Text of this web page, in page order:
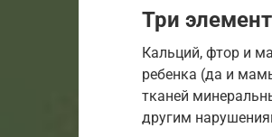
Три
Кальций, фтор и
ребенка (да и
тканей
другим